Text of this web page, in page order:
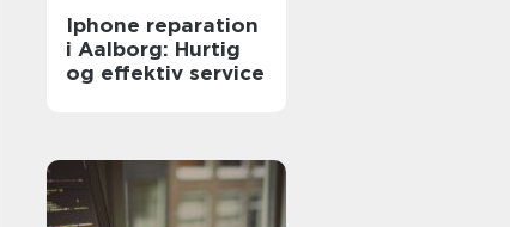
Iphone reparation
i Aalborg: Hurtig
og effektiv service